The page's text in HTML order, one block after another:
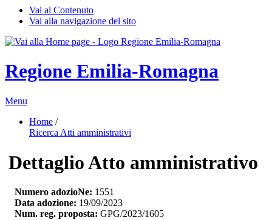
Vai al Contenuto
Vai alla navigazione del sito
Regione Emilia-Romagna
Menu
Home /
Ricerca Atti amministrativi
Dettaglio Atto amministrativo
Numero adozioNe: 1551
Data adozione: 19/09/2023
Num. reg. proposta: GPG/2023/1605